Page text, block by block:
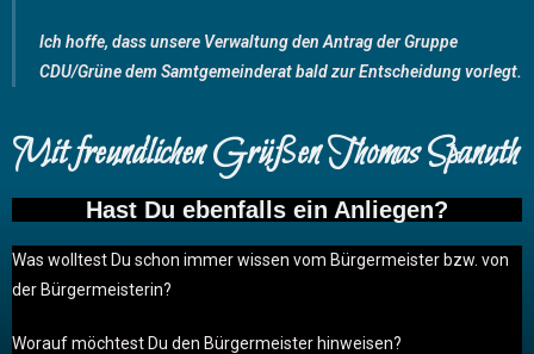
Ich hoffe, dass unsere Verwaltung den Antrag der Gruppe
CDU/Grüne dem Samtgemeinderat bald zur Entscheidung vorlegt.
Mit freundlichen Grüßen Thomas Spanuth
Hast Du ebenfalls ein Anliegen?
Was wolltest Du schon immer wissen vom Bürgermeister bzw. von
der Bürgermeisterin?
Worauf möchtest Du den Bürgermeister hinweisen?